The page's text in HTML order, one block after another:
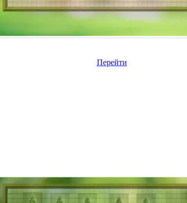
Перейти